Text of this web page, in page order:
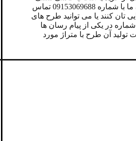
یزد، حتما با کارشناسان ما با شماره 09153069688 تماس
تان کنند یا می توانید طرح های
شماره در یکی از پیام رسان ها
تولید آن طرح با متراژ مورد